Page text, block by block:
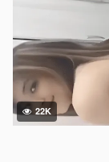
22K